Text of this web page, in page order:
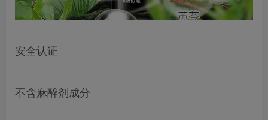
安全认证
不含麻醉剂成分